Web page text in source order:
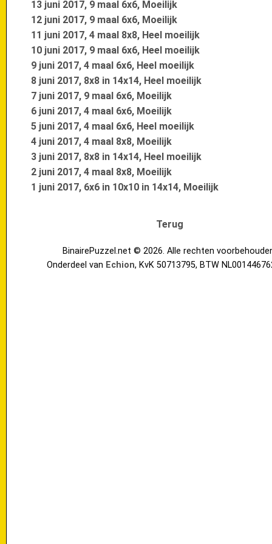
13 juni 2017, 9 maal 6x6, Moeilijk
12 juni 2017, 9 maal 6x6, Moeilijk
11 juni 2017, 4 maal 8x8, Heel moeilijk
10 juni 2017, 9 maal 6x6, Heel moeilijk
9 juni 2017, 4 maal 6x6, Heel moeilijk
8 juni 2017, 8x8 in 14x14, Heel moeilijk
7 juni 2017, 9 maal 6x6, Moeilijk
6 juni 2017, 4 maal 6x6, Moeilijk
5 juni 2017, 4 maal 6x6, Heel moeilijk
4 juni 2017, 4 maal 8x8, Moeilijk
3 juni 2017, 8x8 in 14x14, Heel moeilijk
2 juni 2017, 4 maal 8x8, Moeilijk
1 juni 2017, 6x6 in 10x10 in 14x14, Moeilijk
Terug
BinairePuzzel.net © 2026. Alle rechten
Onderdeel van Echion, KvK 50713795, BTW